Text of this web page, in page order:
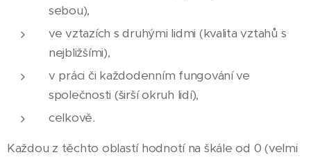
sebou),
ve vztazích s druhými lidmi (kvalita vztahů s
nejbližšími),
v práci či každodenním fungování ve
společnosti (širší okruh lidí),
celkově.
Každou z těchto oblastí hodnotí na škále od 0 (velmi